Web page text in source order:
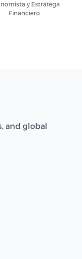
y Estratega
Financiero
and global